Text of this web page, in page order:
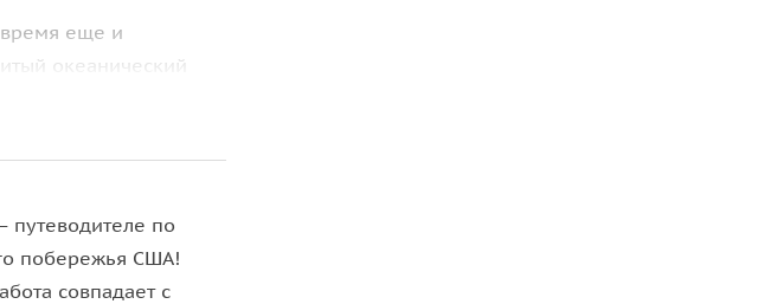
время еще и
океанический
галерей и
признанный
путеводителе по
побережья США!
совпадает с